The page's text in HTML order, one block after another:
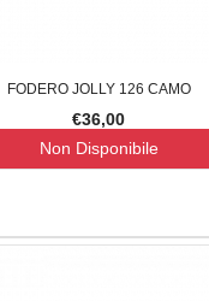
FODERO JOLLY 126 CAMO
€36,00
Non Disponibile